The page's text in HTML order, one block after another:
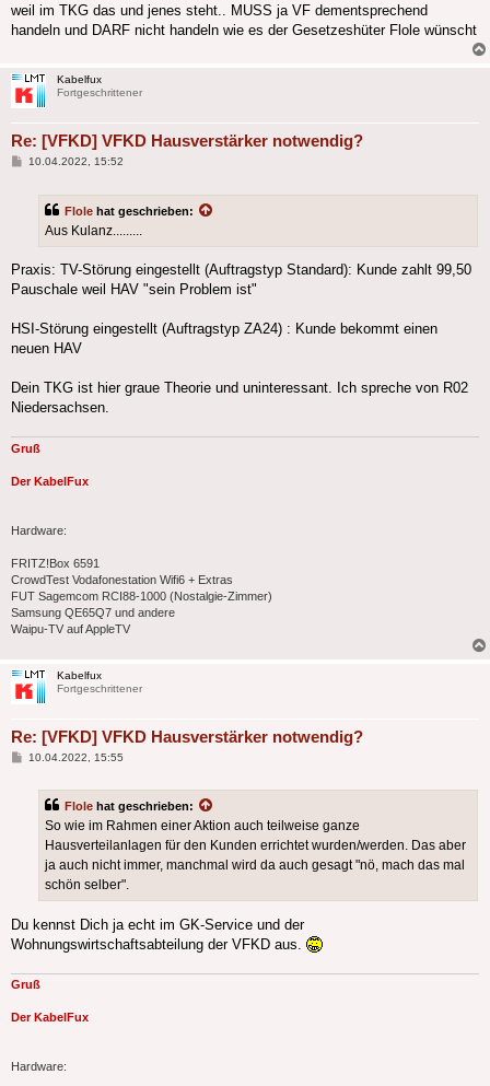
weil im TKG das und jenes steht.. MUSS ja VF dementsprechend
handeln und DARF nicht handeln wie es der Gesetzeshüter Flole wünscht
Kabelfux
Fortgeschrittener
Re: [VFKD] VFKD Hausverstärker notwendig?
Beitrag
10.04.2022, 15:52
Flole hat geschrieben:
Aus Kulanz.........
Praxis: TV-Störung eingestellt (Auftragstyp Standard): Kunde zahlt 99,50
Pauschale weil HAV "sein Problem ist"
HSI-Störung eingestellt (Auftragstyp ZA24) : Kunde bekommt einen
neuen HAV
Dein TKG ist hier graue Theorie und uninteressant. Ich spreche von R02
Niedersachsen.
Gruß
Der KabelFux
Hardware:
FRITZ!Box 6591
CrowdTest Vodafonestation Wifi6 + Extras
FUT Sagemcom RCI88-1000 (Nostalgie-Zimmer)
Samsung QE65Q7 und andere
Waipu-TV auf AppleTV
Kabelfux
Fortgeschrittener
Re: [VFKD] VFKD Hausverstärker notwendig?
Beitrag
10.04.2022, 15:55
Flole hat geschrieben:
So wie im Rahmen einer Aktion auch teilweise ganze
Hausverteilanlagen für den Kunden errichtet wurden/werden. Das aber
ja auch nicht immer, manchmal wird da auch gesagt "nö, mach das mal
schön selber".
Du kennst Dich ja echt im GK-Service und der
Wohnungswirtschaftsabteilung der VFKD aus.
Gruß
Der KabelFux
Hardware: